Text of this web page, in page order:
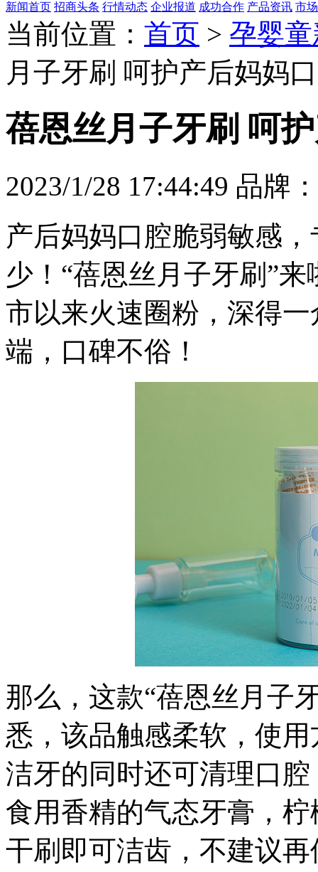
新闻首页 招商头条 行情动态 企业报道 成功合作 产品资讯 市
当前位置： 首页 > 孕婴
月子牙刷 呵护产后妈妈
蓓恩丝月子牙刷 呵
2023/1/28 17:44:49 品牌：
产后妈妈口腔脆弱敏感
少！“蓓恩丝月子牙刷”
市以来火速圈粉，深得
端，口碑不俗！
那么，这款“蓓恩丝月子
悉，该品触感柔软，使
洁牙的同时还可清理口
食用香精的气态牙膏，
干刷即可洁齿，不建议